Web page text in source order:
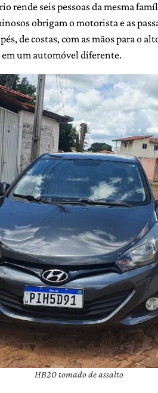
rende seis pessoas da mesma
obrigam o motorista e as
de costas, com as mãos para o
em um automóvel diferente.
HB20 tomado de assalto